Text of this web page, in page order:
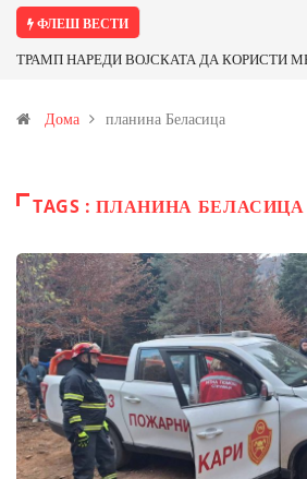
ФЛЕШ ВЕСТИ
ТРАМП НАРЕДИ ВОЈСКАТА ДА КОРИСТИ
Иловица и со антимонот?
Дома планина Беласица
TAGS : ПЛАНИНА БЕЛАСИЦА